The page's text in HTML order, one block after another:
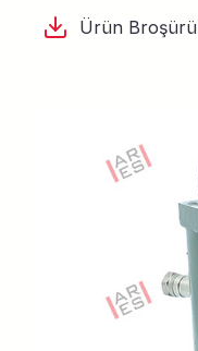
Ürün